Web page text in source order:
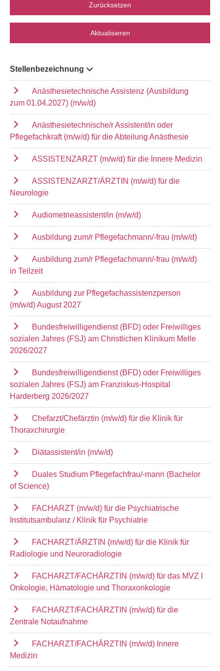
Zurücksetzen
Aktualisieren
Stellenbezeichnung
Anästhesietechnische Assistenz (Ausbildung
zum 01.04.2027) (m/w/d)
Anästhesietechnische/r Assistent/in oder
Pflegefachkraft (m/w/d) für die Abteilung Anästhesie
ASSISTENZARZT (m/w/d) für die Innere Medizin
ASSISTENZARZT/ÄRZTIN (m/w/d) für die
Neurologie
Audiometrieassistent/in (m/w/d)
Ausbildung zum/r Pflegefachmann/-frau (m/w/d)
Ausbildung zum/r Pflegefachmann/-frau (m/w/d)
in Teilzeit
Ausbildung zur Pflegefachassistenzperson
(m/w/d) August 2027
Bundesfreiwilligendienst (BFD) oder Freiwilliges
sozialen Jahres (FSJ) am Christlichen Klinikum Melle
2026/2027
Bundesfreiwilligendienst (BFD) oder Freiwilliges
sozialen Jahres (FSJ) am Franziskus-Hospital
Harderberg 2026/2027
Chefarzt/Chefärztin (m/w/d) für die Klinik für
Thoraxchirurgie
Diätassistent/in (m/w/d)
Duales Studium Pflegefachfrau/-mann (Bachelor
of Science)
FACHARZT (m/w/d) für die Psychiatrische
Institutsambulanz / Klinik für Psychiatrie
FACHARZT/ÄRZTIN (m/w/d) für die Klinik für
Radiologie und Neuroradiologie
FACHARZT/FACHÄRZTIN (m/w/d) für das MVZ I
Onkologie, Hämatologie und Thoraxonkologie
FACHARZT/FACHÄRZTIN (m/w/d) für die
Zentrale Notaufnahme
FACHARZT/FACHÄRZTIN (m/w/d) Innere
Medizin